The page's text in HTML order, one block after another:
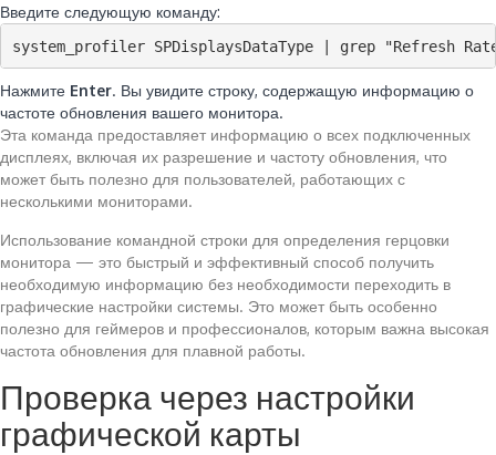
Введите следующую команду:
system_profiler SPDisplaysDataType | grep "Refresh
Нажмите Enter. Вы увидите строку, содержащую информацию о
частоте обновления вашего монитора.
Эта команда предоставляет информацию о всех подключенных
дисплеях, включая их разрешение и частоту обновления, что
может быть полезно для пользователей, работающих с
несколькими мониторами.
Использование командной строки для определения герцовки
монитора — это быстрый и эффективный способ получить
необходимую информацию без необходимости переходить в
графические настройки системы. Это может быть особенно
полезно для геймеров и профессионалов, которым важна высокая
частота обновления для плавной работы.
Проверка через настройки
графической карты